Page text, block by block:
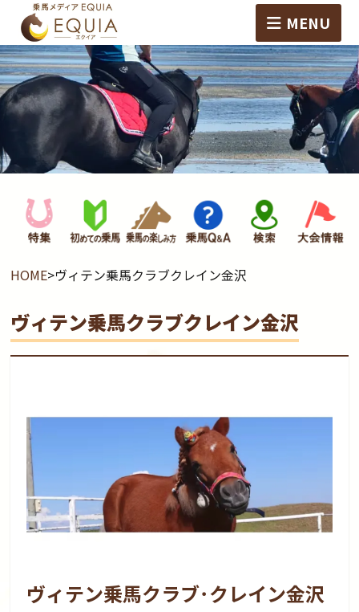
MENU
HOME>ヴィテン乗馬クラブクレイン金沢
ヴィテン乗馬クラブクレイン金沢
ヴィテン乗馬クラブ･クレイン金沢